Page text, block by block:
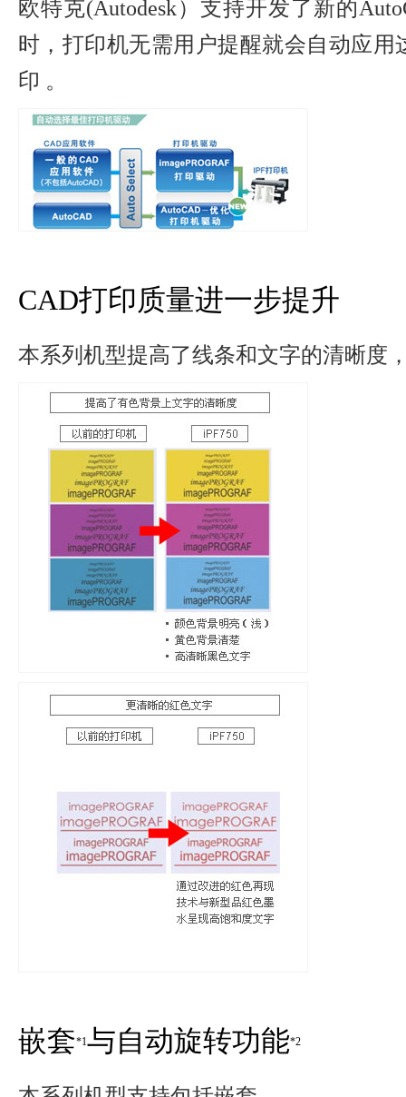
欧特克(Autodesk）支持开发了新的
时，打印机无需用户提醒就会自动应
印 。
CAD打印质量进一步提升
本系列机型提高了线条和文字的清晰度
嵌套*1与自动旋转功能*2